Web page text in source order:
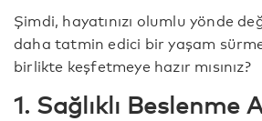
Şimdi, hayatınızı olumlu yönde
daha tatmin edici bir yaşam
birlikte keşfetmeye hazır mısınız?
1. Sağlıklı Beslenme